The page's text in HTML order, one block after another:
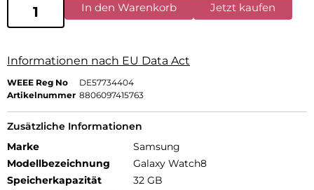
In den Warenkorb Jetzt kaufen
Informationen nach EU Data Act
WEEE Reg No
DE57734404
Artikelnummer 8806097415763
Zusätzliche Informationen
Marke
Samsung
Modellbezeichnung
Galaxy Watch8
Speicherkapazität
32 GB